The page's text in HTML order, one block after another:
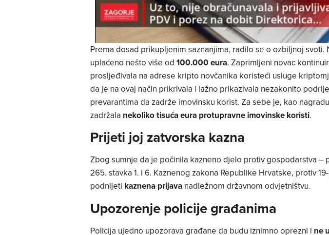
Prema dosad prikupljenim saznanjima, radilo se o ozbiljnoj svoti.
uplaćeno nešto više od 100.000 eura. Zaprimljeni novac
prosljeđivala na adrese kripto novčanika koristeći usluge
da je na ovaj način prikrivala i lažno prikazivala nezakonito
prevarantima da zadrže imovinsku korist. Za sebe je, kao
zadržala nekoliko tisuća eura protupravne imovinske koristi.
Prijeti joj zatvorska kazna
Zbog sumnje da je počinila kazneno djelo protiv gospodarstva –
265. stavka 1. i 6. Kaznenog zakona Republike Hrvatske, protiv
podnijeti kaznena prijavanadležnom državnom odvjetništvu.
Upozorenje policije građanima
Policija ujedno upozorava građane da budu iznimno oprezni i ne